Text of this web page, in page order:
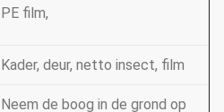
PE film,
Kader, deur, netto insect, film
Neem de boog in de grond op